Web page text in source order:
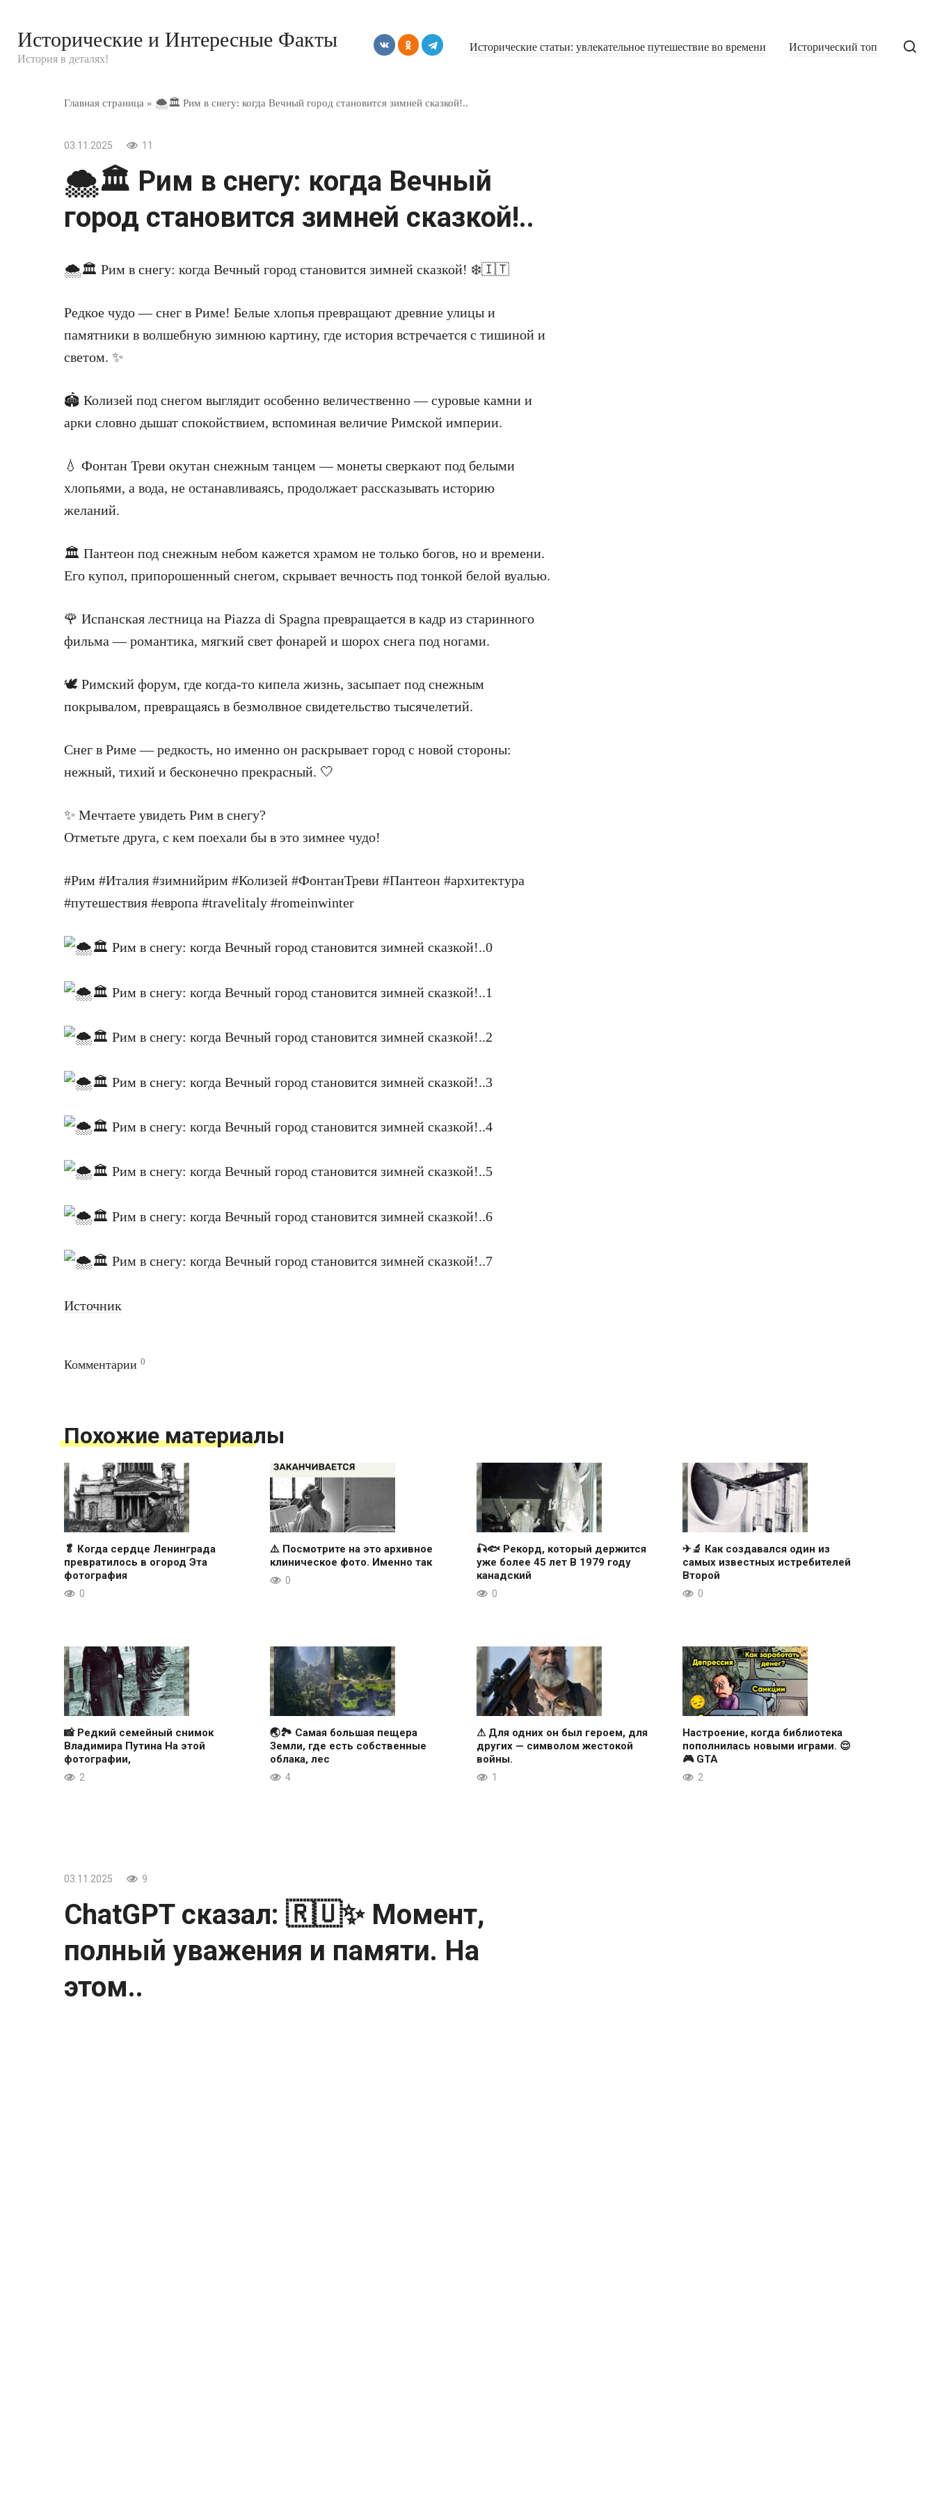
контенту
Исторические и Интересные Факты
История в деталях!
Исторические статьи: увлекательное путешествие во времени Исторический топ
Главная страница » 🌨🏛 Рим в снегу: когда Вечный город становится зимней сказкой!..
03.11.2025 11
🌨🏛 Рим в снегу: когда Вечный
город становится зимней сказкой!..
🌨🏛 Рим в снегу: когда Вечный город становится зимней сказкой! ❄🇮🇹
Редкое чудо — снег в Риме! Белые хлопья превращают древние улицы и
памятники в волшебную зимнюю картину, где история встречается с тишиной и
светом. ✨
🏟 Колизей под снегом выглядит особенно величественно — суровые камни и
арки словно дышат спокойствием, вспоминая величие Римской империи.
💧 Фонтан Треви окутан снежным танцем — монеты сверкают под белыми
хлопьями, а вода, не останавливаясь, продолжает рассказывать историю
желаний.
🏛 Пантеон под снежным небом кажется храмом не только богов, но и времени.
Его купол, припорошенный снегом, скрывает вечность под тонкой белой вуалью.
🌹 Испанская лестница на Piazza di Spagna превращается в кадр из старинного
фильма — романтика, мягкий свет фонарей и шорох снега под ногами.
🕊 Римский форум, где когда-то кипела жизнь, засыпает под снежным
покрывалом, превращаясь в безмолвное свидетельство тысячелетий.
Снег в Риме — редкость, но именно он раскрывает город с новой стороны:
нежный, тихий и бесконечно прекрасный. 🤍
✨ Мечтаете увидеть Рим в снегу?
Отметьте друга, с кем поехали бы в это зимнее чудо!
#Рим #Италия #зимнийрим #Колизей #ФонтанТреви #Пантеон #архитектура
#путешествия #европа #travelitaly #romeinwinter
Источник
Комментарии 0
Похожие материалы
🥬 Когда сердце Ленинграда
превратилось в огород Эта
фотография
0
⚠️ Посмотрите на это архивное
клиническое фото. Именно так
0
🎣🐟 Рекорд, который держится
уже более 45 лет В 1979 году
канадский
0
✈🔬 Как создавался один из
самых известных истребителей
Второй
0
📸 Редкий семейный снимок
Владимира Путина На этой
фотографии,
2
🌏🏞 Самая большая пещера
Земли, где есть собственные
облака, лес
4
⚠ Для одних он был героем, для
других — символом жестокой
войны.
1
Настроение, когда библиотека
пополнилась новыми играми. 😌
🎮 GTA
2
03.11.2025 9
ChatGPT сказал: 🇷🇺✨ Момент,
полный уважения и памяти. На
этом..